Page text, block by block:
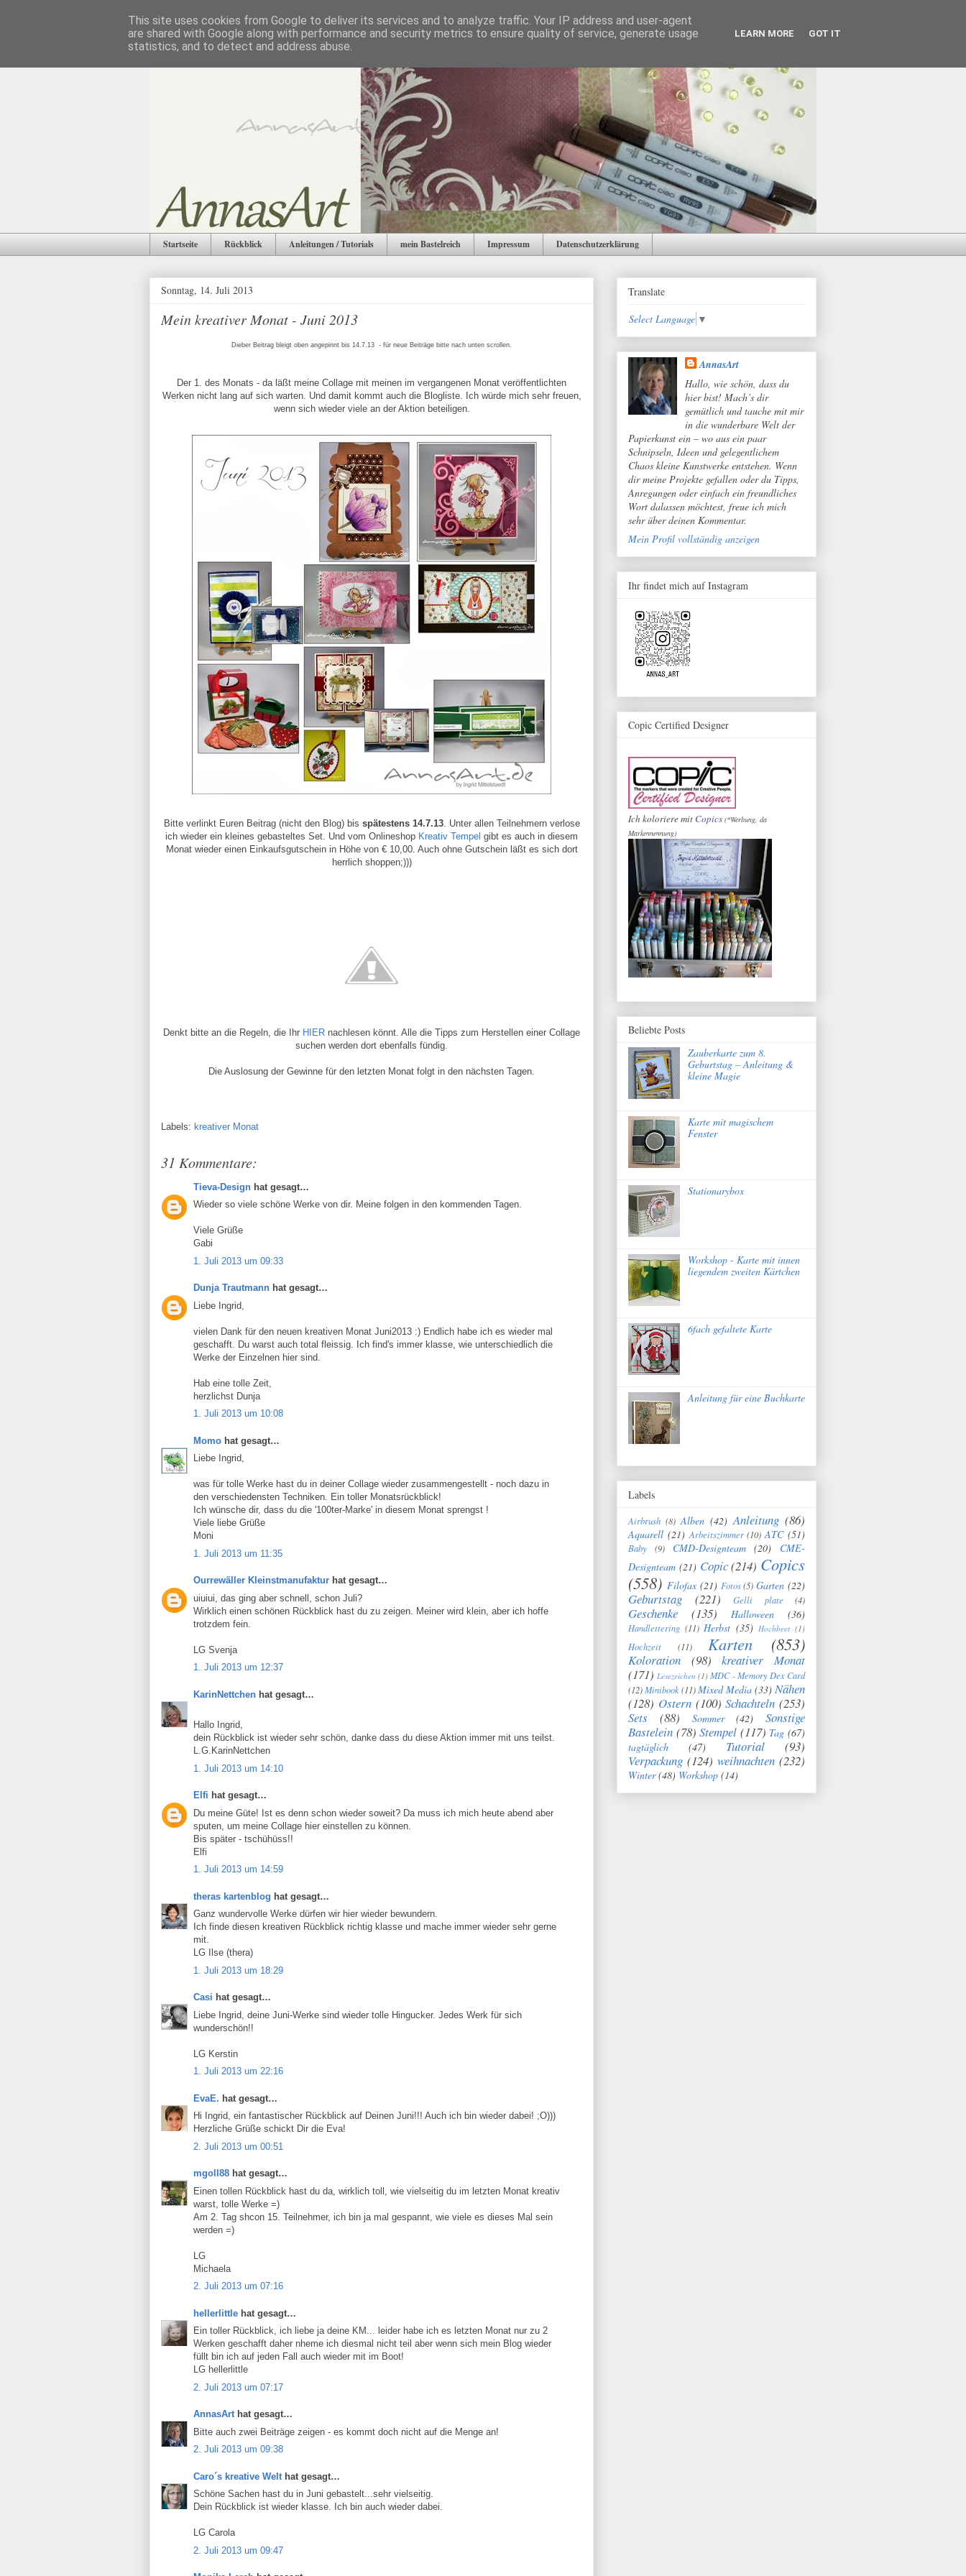
Startseite Rückblick Anleitungen / Tutorials mein Bastelreich Impressum Datenschutzerklärung
Sonntag, 14. Juli 2013
Mein kreativer Monat - Juni 2013
Dieber Beitrag bleigt oben angepinnt bis 14.7.13 - für neue Beiträge bitte nach unten scrollen.
Der 1. des Monats - da läßt meine Collage mit meinen im vergangenen Monat veröffentlichten
Werken nicht lang auf sich warten. Und damit kommt auch die Blogliste. Ich würde mich sehr freuen,
wenn sich wieder viele an der Aktion beteiligen.
Bitte verlinkt Euren Beitrag (nicht den Blog) bis spätestens 14.7.13. Unter allen Teilnehmern verlose
ich wieder ein kleines gebasteltes Set. Und vom Onlineshop Kreativ Tempel gibt es auch in diesem
Monat wieder einen Einkaufsgutschein in Höhe von € 10,00. Auch ohne Gutschein läßt es sich dort
herrlich shoppen;)))
Denkt bitte an die Regeln, die Ihr HIER nachlesen könnt. Alle die Tipps zum Herstellen einer Collage
suchen werden dort ebenfalls fündig.
Die Auslosung der Gewinne für den letzten Monat folgt in den nächsten Tagen.
Labels: kreativer Monat
31 Kommentare:
Tieva-Design hat gesagt…
Wieder so viele schöne Werke von dir. Meine folgen in den kommenden Tagen.
Viele Grüße
Gabi
1. Juli 2013 um 09:33
Dunja Trautmann hat gesagt…
Liebe Ingrid,
vielen Dank für den neuen kreativen Monat Juni2013 :) Endlich habe ich es wieder mal
geschafft. Du warst auch total fleissig. Ich find's immer klasse, wie unterschiedlich die
Werke der Einzelnen hier sind.
Hab eine tolle Zeit,
herzlichst Dunja
1. Juli 2013 um 10:08
Momo hat gesagt…
Liebe Ingrid,
was für tolle Werke hast du in deiner Collage wieder zusammengestellt - noch dazu in
den verschiedensten Techniken. Ein toller Monatsrückblick!
Ich wünsche dir, dass du die '100ter-Marke' in diesem Monat sprengst !
Viele liebe Grüße
Moni
1. Juli 2013 um 11:35
Ourrewäller Kleinstmanufaktur hat gesagt…
uiuiui, das ging aber schnell, schon Juli?
Wirklich einen schönen Rückblick hast du zu zeigen. Meiner wird klein, aber ich hoffe
trotzdem fein.
LG Svenja
1. Juli 2013 um 12:37
KarinNettchen hat gesagt…
Hallo Ingrid,
dein Rückblick ist wieder sehr schön, danke dass du diese Aktion immer mit uns teilst.
L.G.KarinNettchen
1. Juli 2013 um 14:10
Elfi hat gesagt…
Du meine Güte! Ist es denn schon wieder soweit? Da muss ich mich heute abend aber
sputen, um meine Collage hier einstellen zu können.
Bis später - tschühüss!!
Elfi
1. Juli 2013 um 14:59
theras kartenblog hat gesagt…
Ganz wundervolle Werke dürfen wir hier wieder bewundern.
Ich finde diesen kreativen Rückblick richtig klasse und mache immer wieder sehr gerne
mit.
LG Ilse (thera)
1. Juli 2013 um 18:29
Casi hat gesagt…
Liebe Ingrid, deine Juni-Werke sind wieder tolle Hingucker. Jedes Werk für sich
wunderschön!!
LG Kerstin
1. Juli 2013 um 22:16
EvaE. hat gesagt…
Hi Ingrid, ein fantastischer Rückblick auf Deinen Juni!!! Auch ich bin wieder dabei! ;O)))
Herzliche Grüße schickt Dir die Eva!
2. Juli 2013 um 00:51
mgoll88 hat gesagt…
Einen tollen Rückblick hast du da, wirklich toll, wie vielseitig du im letzten Monat kreativ
warst, tolle Werke =)
Am 2. Tag shcon 15. Teilnehmer, ich bin ja mal gespannt, wie viele es dieses Mal sein
werden =)
LG
Michaela
2. Juli 2013 um 07:16
hellerlittle hat gesagt…
Ein toller Rückblick, ich liebe ja deine KM... leider habe ich es letzten Monat nur zu 2
Werken geschafft daher nheme ich diesmal nicht teil aber wenn sich mein Blog wieder
füllt bin ich auf jeden Fall auch wieder mit im Boot!
LG hellerlittle
2. Juli 2013 um 07:17
AnnasArthat gesagt…
Bitte auch zwei Beiträge zeigen - es kommt doch nicht auf die Menge an!
2. Juli 2013 um 09:38
Caro´s kreative Welt hat gesagt…
Schöne Sachen hast du in Juni gebastelt...sehr vielseitig.
Dein Rückblick ist wieder klasse. Ich bin auch wieder dabei.
LG Carola
2. Juli 2013 um 09:47
Translate
Select Language ▼
AnnasArt
Hallo, wie schön, dass du
hier bist! Mach’s dir
gemütlich und tauche mit mir
in die wunderbare Welt der
Papierkunst ein – wo aus ein paar
Schnipseln, Ideen und gelegentlichem
Chaos kleine Kunstwerke entstehen. Wenn
dir meine Projekte gefallen oder du Tipps,
Anregungen oder einfach ein freundliches
Wort dalassen möchtest, freue ich mich
sehr über deinen Kommentar.
Mein Profil vollständig anzeigen
Ihr findet mich auf Instagram
Copic Certified Designer
Ich koloriere mit Copics (*Werbung, da
Markennennung)
Beliebte Posts
Zauberkarte zum 8.
Geburtstag – Anleitung &
kleine Magie
Karte mit magischem
Fenster
Stationarybox
Workshop - Karte mit innen
liegendem zweiten Kärtchen
6fach gefaltete Karte
Anleitung für eine Buchkarte
Labels
Airbrush (8) Alben (42) Anleitung (86)
Aquarell (21) Arbeitszimmer (10) ATC (51)
Baby (9) CMD-Designteam (20)
CME-
Designteam (21) Copic (214) Copics
(558) Filofax (21) Fotos (5) Garten (22)
Geburtstag (221) Gelli plate (4)
Geschenke (135) Halloween (36)
Handlettering (11) Herbst (35) Hochbeet (1)
Hochzeit (11) Karten (853)
Koloration (98)
kreativer Monat
(171) Lesezeichen (1) MDC - Memory Dex Card
(12)Minibook(11) Mixed Media (33) Nähen
(128) Ostern (100) Schachteln (253)
Sets
(88) Sommer (42)
Sonstige
Bastelein (78) Stempel (117) Tag (67)
tagtäglich
(47) Tutorial
(93)
Verpackung (124) weihnachten (232)
Winter (48) Workshop (14)
This site uses cookies from Google to deliver its services and to analyze traffic. Your IP address and user-agent
are shared with Google along with performance and security metrics to ensure quality of service, generate usage
statistics, and to detect and address abuse.
LEARN MORE GOT IT